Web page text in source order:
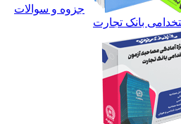
جزوه و سوالات
بانک تجارت